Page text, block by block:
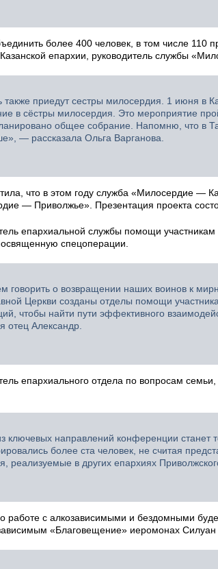
более 400 человек, в том числе 110
епархии, руководитель службы
также приедут сестры милосердия. 1 июня в
в сёстры милосердия. Это мероприятие
общее собрание. Напомню, что в
— рассказала Ольга Варганова.
что в этом году служба «Милосердие —
— Приволжье». Презентация проекта
епархиальной службы помощи
спецоперации.
говорить о возвращении наших воинов к
Церкви созданы отделы помощи
чтобы найти пути эффективного
отец Александр.
епархиального отдела по вопросам
ключевых направлений конференции станет
более ста человек, не считая
реализуемые в других епархиях
работе с алкозависимыми и бездомными
«Благовещение» иеромонах Силуан